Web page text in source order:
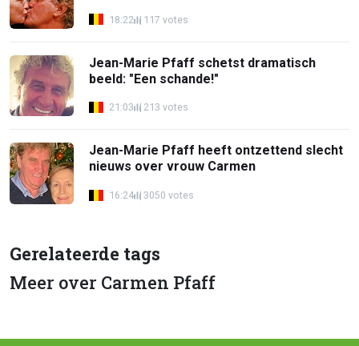
18:22 117 votes
Jean-Marie Pfaff schetst dramatisch
beeld: "Een schande!"
21:03 213 votes
Jean-Marie Pfaff heeft ontzettend slecht
nieuws over vrouw Carmen
16:24 3050 votes
Gerelateerde tags
Meer over Carmen Pfaff